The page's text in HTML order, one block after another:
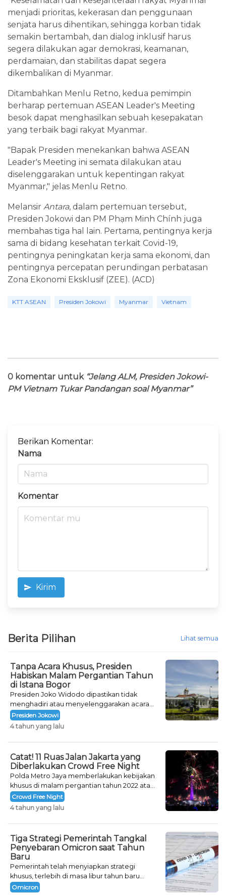
menjadi prioritas, kekerasan dan penggunaan
senjata harus dihentikan, sehingga korban tidak
semakin bertambah, dan dialog inklusif harus
segera dilakukan agar demokrasi, keamanan,
perdamaian, dan stabilitas dapat segera
dikembalikan di Myanmar.
Ditambahkan Menlu Retno, kedua pemimpin
berharap pertemuan ASEAN Leader's Meeting
besok dapat menghasilkan sebuah kesepakatan
yang terbaik bagi rakyat Myanmar.
"Bapak Presiden menekankan bahwa ASEAN
Leader's Meeting ini semata dilakukan atau
diselenggarakan untuk kepentingan rakyat
Myanmar," jelas Menlu Retno.
Melansir Antara, dalam pertemuan tersebut,
Presiden Jokowi dan PM Phạm Minh Chính juga
membahas tiga hal lain. Pertama, pentingnya kerja
sama di bidang kesehatan terkait Covid-19,
pentingnya peningkatan kerja sama ekonomi, dan
pentingnya percepatan perundingan perbatasan
Zona Ekonomi Eksklusif (ZEE). (ACD)
KTT ASEAN Presiden Jokowi Myanmar Vietnam
0 komentar untuk “Jelang ALM, Presiden Jokowi-
PM Vietnam Tukar Pandangan soal Myanmar”
Berikan Komentar:
Nama
Komentar
Kirim
Berita Pilihan Lihat semua
Tanpa Acara Khusus, Presiden
Habiskan Malam Pergantian Tahun
di Istana Bogor
Presiden Joko Widodo dipastikan tidak
menghadiri atau menyelenggarakan acara
khusus untuk mengisi malam pergantian
tahun.
Presiden Jokowi
4 tahun yang lalu
Catat! 11 Ruas Jalan Jakarta yang
Diberlakukan Crowd Free Night
Polda Metro Jaya memberlakukan kebijakan
khusus di malam pergantian tahun 2022 atau
Crowd Free Night selama dua hari.
Crowd Free Night
4 tahun yang lalu
Tiga Strategi Pemerintah Tangkal
Penyebaran Omicron saat Tahun
Baru
Pemerintah telah menyiapkan strategi
khusus, terlebih di masa libur tahun baru
seperti saat ini.
Omicron